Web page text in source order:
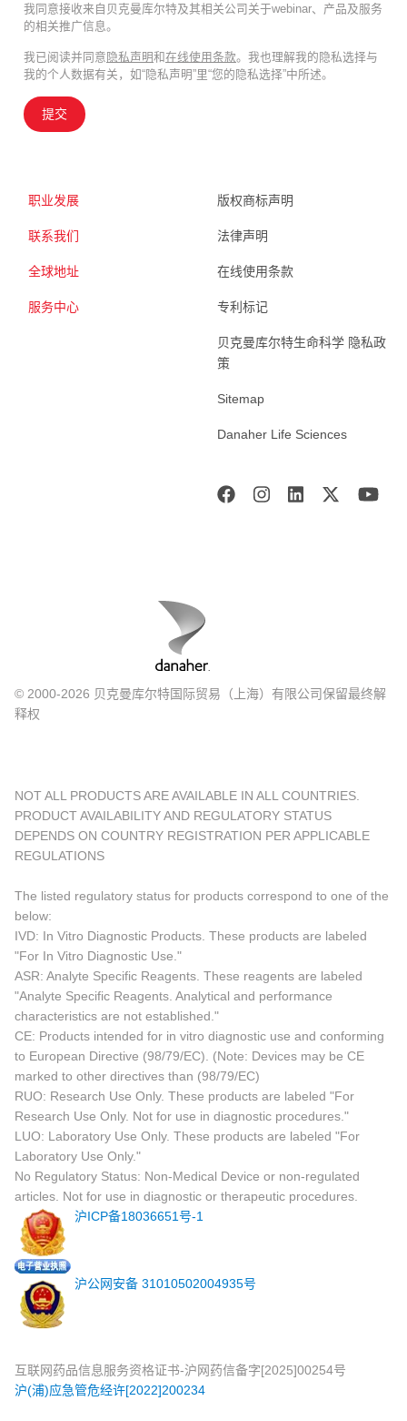
我同意接收来自贝克曼库尔特及其相关公司关于webinar、产品及服务
的相关推广信息。
我已阅读并同意隐私声明和在线使用条款。我也理解我的隐私选择与
我的个人数据有关，如“隐私声明”里“您的隐私选择”中所述。
提交
职业发展
联系我们
全球地址
服务中心
版权商标声明
法律声明
在线使用条款
专利标记
贝克曼库尔特生命科学 隐私政
策
Sitemap
Danaher Life Sciences
© 2000-2026 贝克曼库尔特国际贸易（上海）有限公司保留最终解
释权
NOT ALL PRODUCTS ARE AVAILABLE IN ALL COUNTRIES.
PRODUCT AVAILABILITY AND REGULATORY STATUS
DEPENDS ON COUNTRY REGISTRATION PER APPLICABLE
REGULATIONS
The listed regulatory status for products correspond to one of the
below:
IVD: In Vitro Diagnostic Products. These products are labeled
"For In Vitro Diagnostic Use."
ASR: Analyte Specific Reagents. These reagents are labeled
"Analyte Specific Reagents. Analytical and performance
characteristics are not established."
CE: Products intended for in vitro diagnostic use and conforming
to European Directive (98/79/EC). (Note: Devices may be CE
marked to other directives than (98/79/EC)
RUO: Research Use Only. These products are labeled "For
Research Use Only. Not for use in diagnostic procedures."
LUO: Laboratory Use Only. These products are labeled "For
Laboratory Use Only."
No Regulatory Status: Non-Medical Device or non-regulated
articles. Not for use in diagnostic or therapeutic procedures.
沪ICP备18036651号-1
沪公网安备 31010502004935号
互联网药品信息服务资格证书-沪网药信备字[2025]00254号
沪(浦)应急管危经许[2022]200234